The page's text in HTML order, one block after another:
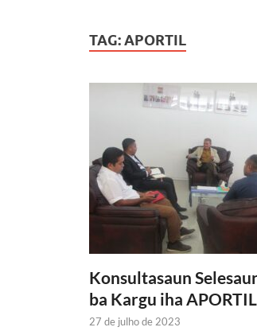
TAG:APORTIL
Konsultasaun
ba Kargu iha APORTIL
27 de julho de 2023